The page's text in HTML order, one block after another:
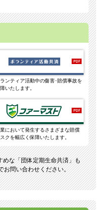
ンティア活動中の傷害･賠償事故を
いたします。
において発生するさまざまな賠償
スクを幅広く保障いたします。
めな「団体定期生命共済」も
お問い合わせください。